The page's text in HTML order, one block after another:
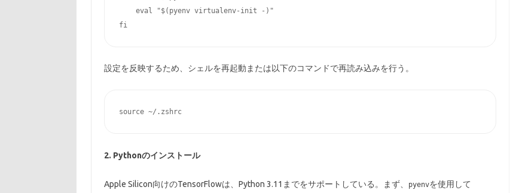
    eval "$(pyenv virtualenv-init -)"
fi
設定を反映するため、シェルを再起動または以下のコマンドで再読み込みを行う。
source ~/.zshrc
2. Pythonのインストール
Apple Silicon向けのTensorFlowは、Python 3.11までをサポートしている。まず、 pyenvを使用して